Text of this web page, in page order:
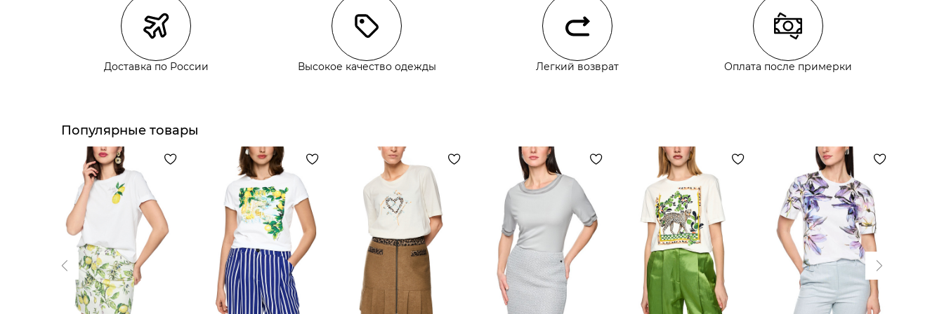
Курьерская доставка СДЭК
Самовывоз из пункта выдачи СДЭК
Самовывоз из наших магазинов
Самовывоз из пункта выдачи СДЭК
Доставка по России Высокое качество одежды Легкий возврат Оплата после примерки
Популярные товары